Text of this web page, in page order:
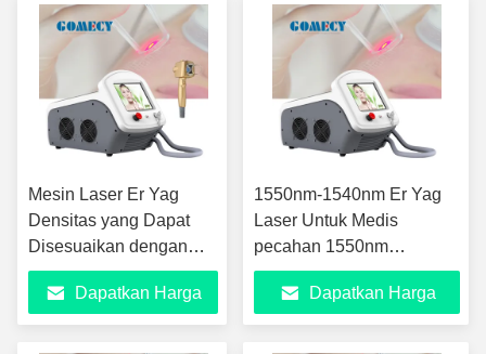
Mesin Laser Er Yag
Densitas yang Dapat
Disesuaikan dengan
Layar Sentuh Warna
untuk Peremajaan Kulit
Dapatkan Harga
1550nm-1540nm Er Yag
Laser Untuk Medis
pecahan 1550nm
Peremajaan Kulit laser
kaca erbiumDapatkan Harga